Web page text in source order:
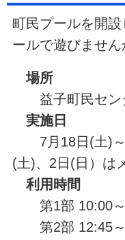
町民プールを開
ールで遊びません
場所
益子町民セン
実施日
7月18日(土)～
(土)、2日(日）は
利用時間
第1部 10:00～
第2部 12:45～